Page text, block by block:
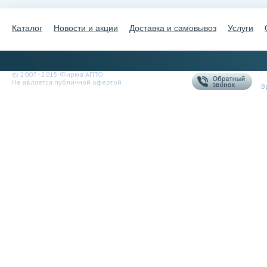
Каталог Новости и акции Доставка и самовывоз Услуги
© 2007 - 2015 Фирма АПТО
Не является публичной офертой